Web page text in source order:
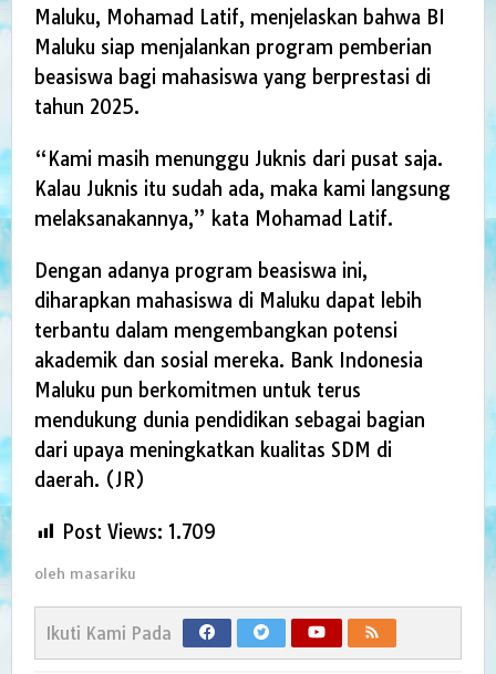
Maluku, Mohamad Latif, menjelaskan bahwa BI
Maluku siap menjalankan program pemberian
beasiswa bagi mahasiswa yang berprestasi di
tahun 2025.
“Kami masih menunggu Juknis dari pusat saja.
Kalau Juknis itu sudah ada, maka kami langsung
melaksanakannya,” kata Mohamad Latif.
Dengan adanya program beasiswa ini,
diharapkan mahasiswa di Maluku dapat lebih
terbantu dalam mengembangkan potensi
akademik dan sosial mereka. Bank Indonesia
Maluku pun berkomitmen untuk terus
mendukung dunia pendidikan sebagai bagian
dari upaya meningkatkan kualitas SDM di
daerah. (JR)
Post Views: 1.709
oleh masariku
Ikuti Kami Pada